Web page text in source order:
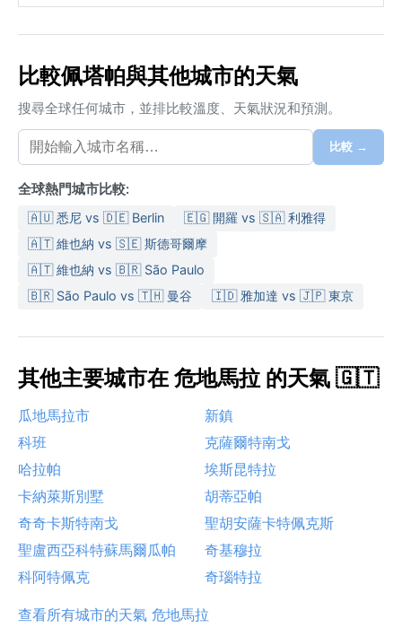
比較佩塔帕與其他城市的天氣
搜尋全球任何城市，並排比較溫度、天氣狀況和預測。
比較 →
全球熱門城市比較:
🇦🇺 悉尼 vs 🇩🇪 Berlin
🇪🇬 開羅 vs 🇸🇦 利雅得
🇦🇹 維也納 vs 🇸🇪 斯德哥爾摩
🇦🇹 維也納 vs 🇧🇷 São Paulo
🇧🇷 São Paulo vs 🇹🇭 曼谷
🇮🇩 雅加達 vs 🇯🇵 東京
其他主要城市在 危地馬拉 的天氣 🇬🇹
瓜地馬拉市
新鎮
科班
克薩爾特南戈
哈拉帕
埃斯昆特拉
卡納萊斯別墅
胡蒂亞帕
奇奇卡斯特南戈
聖胡安薩卡特佩克斯
聖盧西亞科特蘇馬爾瓜帕
奇基穆拉
科阿特佩克
奇瑙特拉
查看所有城市的天氣 危地馬拉